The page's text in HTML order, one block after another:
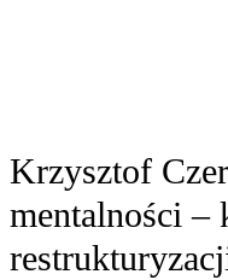
Krzysztof
mentalności –